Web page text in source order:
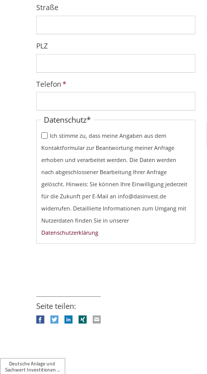
Straße
PLZ
Pflichtfeld
Telefon*
Pflichtfeld
Datenschutz*
Ich stimme zu, dass meine Angaben aus dem
Kontaktformular zur Beantwortung meiner Anfrage
erhoben und verarbeitet werden. Die Daten werden
nach abgeschlossener Bearbeitung Ihrer Anfrage
gelöscht. Hinweis: Sie können Ihre Einwilligung jederzeit
für die Zukunft per E-Mail an info@dasinvest.de
widerrufen. Detaillierte Informationen zum Umgang mit
Nutzerdaten finden Sie in unserer
Datenschutzerklärung
Seite teilen:
FacebookTwitterLinkedIn
Xing